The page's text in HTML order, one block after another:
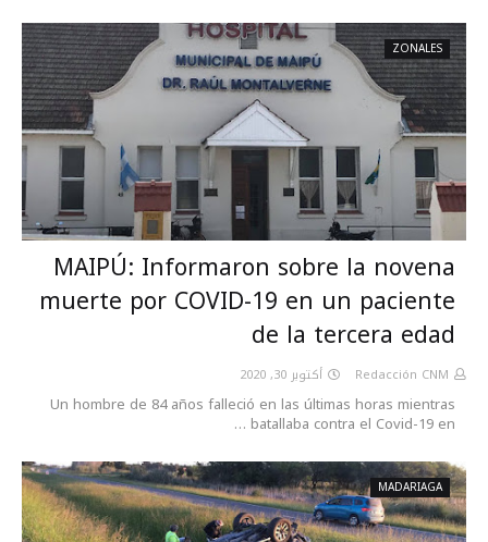
ZONALES
MAIPÚ: Informaron sobre la novena
muerte por COVID-19 en un paciente
de la tercera edad
Redacción CNM أكتوبر 30, 2020
Un hombre de 84 años falleció en las últimas horas mientras
batallaba contra el Covid-19 en …
MADARIAGA